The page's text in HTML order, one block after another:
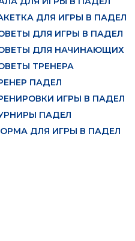
ДЛЯ ИГРЫ В ПАДЕЛ
ДЛЯ ИГРЫ В ПАДЕЛ
ДЛЯ НАЧИНАЮЩИХ
ТРЕНЕРА
ПАДЕЛ
ИГРЫ В ПАДЕЛ
ПАДЕЛ
ДЛЯ ИГРЫ В ПАДЕЛ